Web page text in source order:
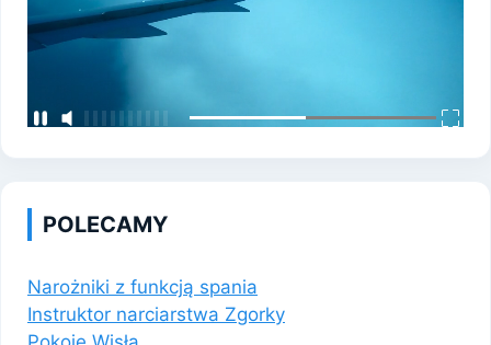
POLECAMY
Narożniki z funkcją spania
Instruktor narciarstwa Zgorky